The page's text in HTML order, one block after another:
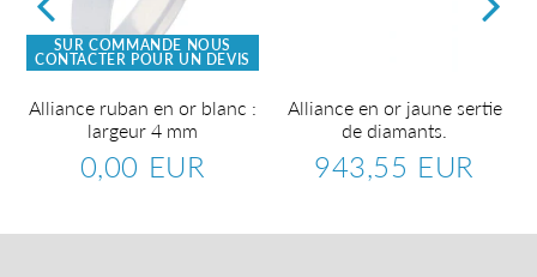
SUR COMMANDE NOUS
CONTACTER POUR UN DEVIS
Alliance ruban en or blanc :
largeur 4 mm
Prix
0,00 EUR
Alliance en or jaune sertie
de diamants.
Prix
943,55 EUR